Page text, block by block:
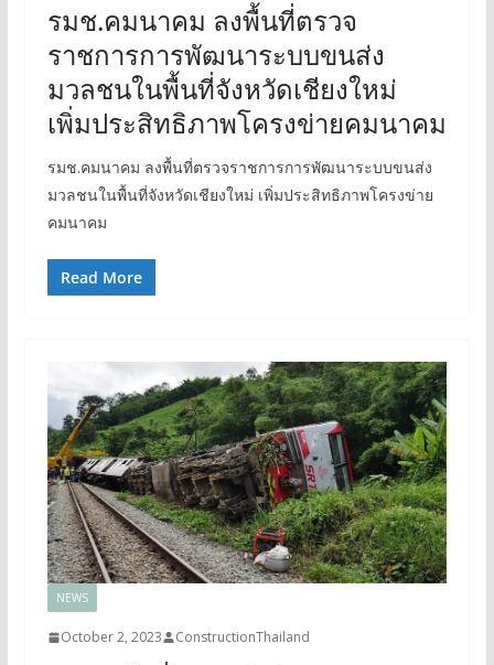
รมช.คมนาคม ลงพื้นที่ตรวจ
ราชการการพัฒนาระบบขนส่ง
มวลชนในพื้นที่จังหวัดเชียงใหม่
เพิ่มประสิทธิภาพโครงข่ายคมนาคม
รมช.คมนาคม ลงพื้นที่ตรวจราชการการพัฒนาระบบขนส่ง
มวลชนในพื้นที่จังหวัดเชียงใหม่ เพิ่มประสิทธิภาพโครงข่าย
คมนาคม
Read More
NEWS
October 2, 2023 ConstructionThailand